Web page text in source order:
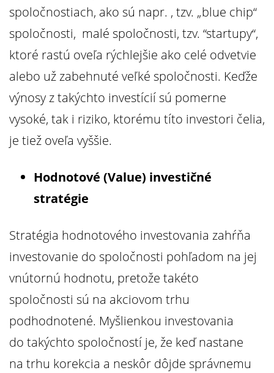
spoločnostiach, ako sú napr. , tzv. „blue chip“
spoločnosti, malé spoločnosti, tzv. “startupy“,
ktoré rastú oveľa rýchlejšie ako celé odvetvie
alebo už zabehnuté veľké spoločnosti. Keďže
výnosy z takýchto investícií sú pomerne
vysoké, tak i riziko, ktorému títo investori čelia,
je tiež oveľa vyššie.
Hodnotové (Value) investičné
stratégie
Stratégia hodnotového investovania zahŕňa
investovanie do spoločnosti pohľadom na jej
vnútornú hodnotu, pretože takéto
spoločnosti sú na akciovom trhu
podhodnotené. Myšlienkou investovania
do takýchto spoločností je, že keď nastane
na trhu korekcia a neskôr dôjde správnemu